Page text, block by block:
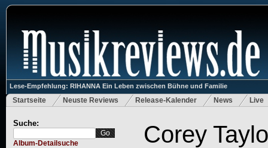
Lese-Empfehlung: RIHANNA Ein Leben zwischen Bühne und Familie
Startseite Neuste Reviews Release-Kalender News Live
Suche:
Album-Detailsuche Corey